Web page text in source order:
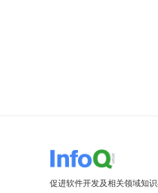
促进软件开发及相关领域知